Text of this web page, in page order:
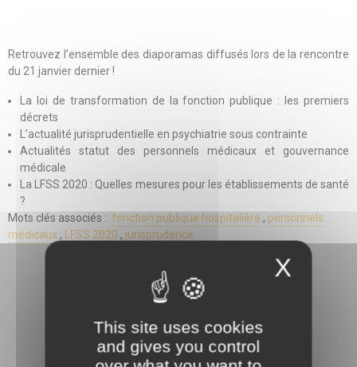
Retrouvez l’ensemble des diaporamas diffusés lors de la rencontre
du 21 janvier dernier !
La loi de transformation de la fonction publique : les premiers
décrets
L’actualité jurisprudentielle en psychiatrie sous contrainte
Actualités statut des personnels médicaux et gouvernance
médicale
La LFSS 2020 : Quelles mesures pour les établissements de santé
?
Mots clés associés : fonction publique hospitalière , personnels
médicaux , LFSS 2020 , jurisprudence
3 rue Danton
X
This site uses cookies
and gives you control